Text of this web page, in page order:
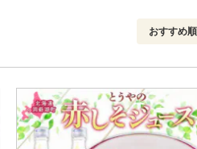
解除
おすすめ順
新着順
レビュー件
レビュー評